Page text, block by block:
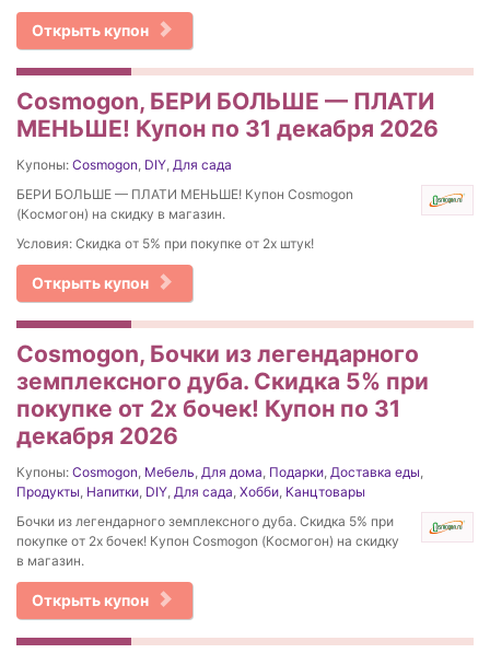
Открыть купон
Cosmogon, БЕРИ БОЛЬШЕ — ПЛАТИ
МЕНЬШЕ! Купон по 31 декабря 2026
Купоны: Cosmogon, DIY, Для сада
БЕРИ БОЛЬШЕ — ПЛАТИ МЕНЬШЕ! Купон Cosmogon
(Космогон) на скидку в магазин.
Условия: Скидка от 5% при покупке от 2х штук!
Открыть купон
Cosmogon, Бочки из легендарного
земплексного дуба. Скидка 5% при
покупке от 2х бочек! Купон по 31
декабря 2026
Купоны: Cosmogon, Мебель, Для дома, Подарки, Доставка еды,
Продукты, Напитки, DIY, Для сада, Хобби, Канцтовары
Бочки из легендарного земплексного дуба. Скидка 5% при
покупке от 2х бочек! Купон Cosmogon (Космогон) на скидку
в магазин.
Открыть купон